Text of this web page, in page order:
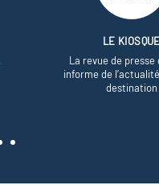
LE
La revue de presse
informe de
destination